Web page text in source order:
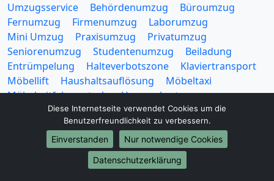
Umzugsservice Behördenumzug
Büroumzug
Fernumzug
Firmenumzug
Laborumzug
Mini Umzug
Praxisumzug
Privatumzug
Seniorenumzug
Studentenumzug
Beiladung
Entrümpelung
Halteverbotszone
Klaviertransport
Möbellift
Haushaltsauflösung
Möbeltaxi
Möbelmitfahrzentrale
Umzugskartons
Europa-Umzüge
Diese Internetseite verwendet Cookies um die
Benutzerfreundlichkeit zu verbessern.
Einverstanden
Nur notwendige Cookies
Datenschutzerklärung